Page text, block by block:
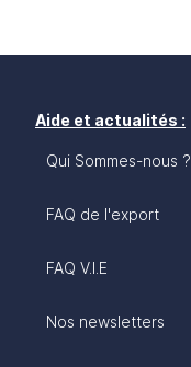
Aide et actualités :
Qui Sommes-nous ?
FAQ de l'export
FAQ V.I.E
Nos newsletters